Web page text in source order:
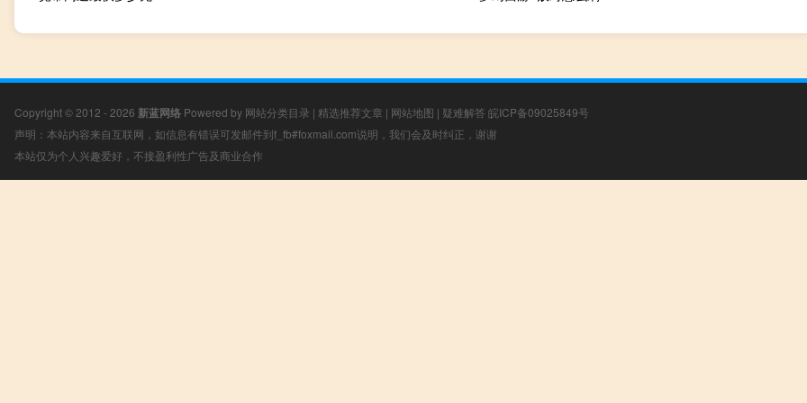
Copyright © 2012 - 2026 新蓝网络 Powered by 网站分类目录 | 精选推荐文章 | 网站地图 | 疑难解答 皖ICP备09025849号
声明：本站内容来自互联网，如信息有错误可发邮件到f_fb#foxmail.com说明，我们会及时纠正，谢谢
本站仅为个人兴趣爱好，不接盈利性广告及商业合作